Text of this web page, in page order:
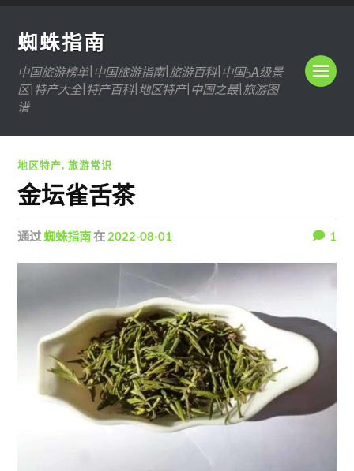
蜘蛛指南
中国旅游榜单|中国旅游指南|旅游百科|中国5A级景
区|特产大全|特产百科|地区特产|中国之最|旅游图
谱
地区特产,旅游常识
金坛雀舌茶
通过蜘蛛指南在 2022-08-01 1